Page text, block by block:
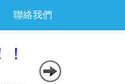
聯絡我們